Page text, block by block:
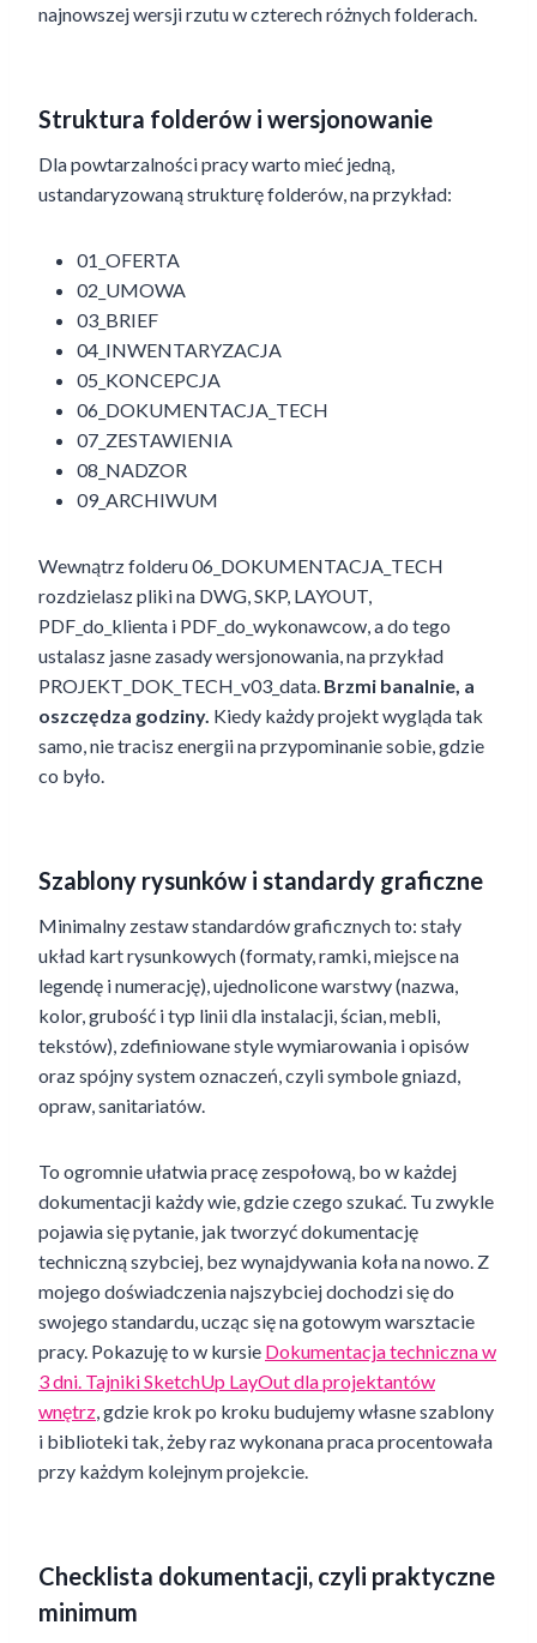
najnowszej wersji rzutu w czterech różnych folderach.
Struktura folderów i wersjonowanie
Dla powtarzalności pracy warto mieć jedną,
ustandaryzowaną strukturę folderów, na przykład:
01_OFERTA
02_UMOWA
03_BRIEF
04_INWENTARYZACJA
05_KONCEPCJA
06_DOKUMENTACJA_TECH
07_ZESTAWIENIA
08_NADZOR
09_ARCHIWUM
Wewnątrz folderu 06_DOKUMENTACJA_TECH
rozdzielasz pliki na DWG, SKP, LAYOUT,
PDF_do_klienta i PDF_do_wykonawcow, a do tego
ustalasz jasne zasady wersjonowania, na przykład
PROJEKT_DOK_TECH_v03_data. Brzmi banalnie, a
oszczędza godziny. Kiedy każdy projekt wygląda tak
samo, nie tracisz energii na przypominanie sobie, gdzie
co było.
Szablony rysunków i standardy graficzne
Minimalny zestaw standardów graficznych to: stały
układ kart rysunkowych (formaty, ramki, miejsce na
legendę i numerację), ujednolicone warstwy (nazwa,
kolor, grubość i typ linii dla instalacji, ścian, mebli,
tekstów), zdefiniowane style wymiarowania i opisów
oraz spójny system oznaczeń, czyli symbole gniazd,
opraw, sanitariatów.
To ogromnie ułatwia pracę zespołową, bo w każdej
dokumentacji każdy wie, gdzie czego szukać. Tu zwykle
pojawia się pytanie, jak tworzyć dokumentację
techniczną szybciej, bez wynajdywania koła na nowo. Z
mojego doświadczenia najszybciej dochodzi się do
swojego standardu, ucząc się na gotowym warsztacie
pracy. Pokazuję to w kursie Dokumentacja techniczna w
3 dni. Tajniki SketchUp LayOut dla projektantów
wnętrz , gdzie krok po kroku budujemy własne szablony
i biblioteki tak, żeby raz wykonana praca procentowała
przy każdym kolejnym projekcie.
Checklista dokumentacji, czyli praktyczne
minimum